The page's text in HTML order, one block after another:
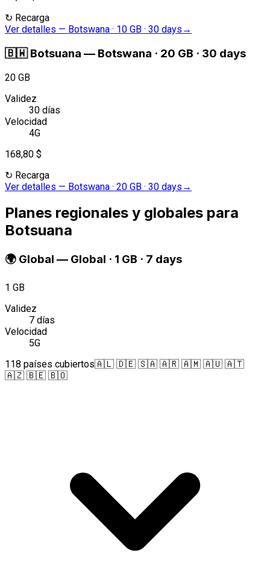
↻ Recarga
Ver detalles — Botswana · 10 GB · 30 days →
🇧🇼 Botsuana — Botswana · 20 GB · 30 days
20 GB
Validez
30 días
Velocidad
4G
168,80 $
↻ Recarga
Ver detalles — Botswana · 20 GB · 30 days →
Planes regionales y globales para
Botsuana
🌍 Global — Global · 1 GB · 7 days
1 GB
Validez
7 días
Velocidad
5G
118 países cubiertos🇦🇱 🇩🇪 🇸🇦 🇦🇷 🇦🇲 🇦🇺 🇦🇹
🇦🇿 🇧🇪 🇧🇴